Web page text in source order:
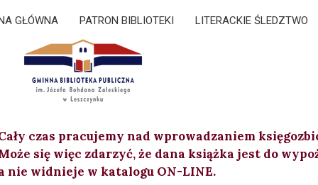
czas pracujemy nad wprowadzaniem
się więc zdarzyć, że dana książka jest do
nie widnieje w katalogu ON-LINE.
GŁÓWNA PATRON BIBLIOTEKI LITERACKIE ŚLEDZTWO